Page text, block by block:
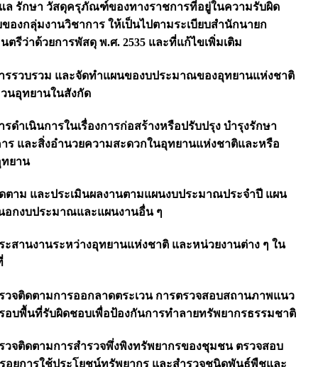
ล รักษา วัสดุครุภัณฑ์ของทางราชการที่อยู่ในความรับผิด
องกลุ่มงานวิชาการ ให้เป็นไปตามระเบียบสำนักนายก
ตรีว่าด้วยการพัสดุ พ.ศ. 2535 และที่แก้ไขเพิ่มเติม
รรวบรวม และจัดทำแผนของบประมาณของอุทยานแห่งชาติ
นอุทยานในสังกัด
รดำเนินการในเรื่องการก่อสร้างหรือปรับปรุง บำรุงรักษา
ร และสิ่งอำนวยความสะดวกในอุทยานแห่งชาติและหรือ
ยาน
ตาม และประเมินผลงานตามแผนงบประมาณประจำปี แผน
อกงบประมาณและแผนงานอื่น ๆ
ะสานงานระหว่างอุทยานแห่งชาติ และหน่วยงานต่าง ๆ ใน
วจติดตามการออกลาดตระเวน การตรวจสอบสถานภาพแนว
อบพื้นที่รับผิดชอบเพื่อป้องกันการทำลายทรัพยากรธรรมชาติ
วจติดตามการสำรวจพึ่งพิงทรัพยากรของชุมชน ตรวจสอบ
อยการใช้ประโยชน์ทรัพยากร และสำรวจชนิดพันธุ์พืชและ